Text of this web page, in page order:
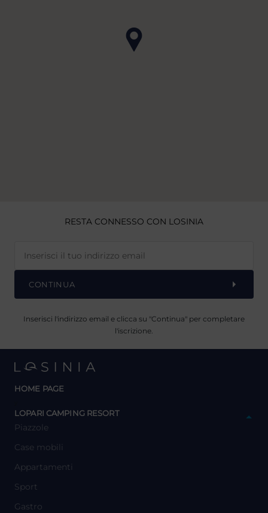
RESTA CONNESSO CON LOSINIA
CONTINUA
Inserisci l'indirizzo email e clicca su "Continua" per completare
l'iscrizione.
HOME PAGE
LOPARI CAMPING RESORT
Piazzole
Case mobili
Appartamenti
Sport
Gastro